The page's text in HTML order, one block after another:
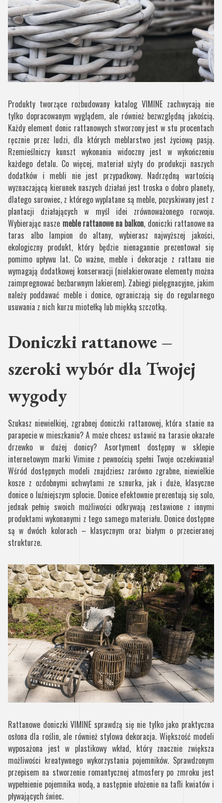
Produkty tworzące rozbudowany katalog VIMINE zachwycają nie
tylko dopracowanym wyglądem, ale również bezwzględną jakością.
Każdy element donic rattanowych stworzony jest w stu procentach
ręcznie przez ludzi, dla których meblarstwo jest życiową pasją.
Rzemieślniczy kunszt wykonania widoczny jest w wykończeniu
każdego detalu. Co więcej, materiał użyty do produkcji naszych
dodatków i mebli nie jest przypadkowy. Nadrzędną wartością
wyznaczającą kierunek naszych działań jest troska o dobro planety,
dlatego surowiec, z którego wyplatane są meble, pozyskiwany jest z
plantacji działających w myśl idei zrównoważonego rozwoju.
Wybierając nasze meble rattanowe na balkon, doniczki rattanowe na
taras albo lampion do altany, wybierasz najwyższej jakości,
ekologiczny produkt, który będzie nienagannie prezentował się
pomimo upływu lat. Co ważne, meble i dekoracje z rattanu nie
wymagają dodatkowej konserwacji (nielakierowane elementy można
zaimpregnować bezbarwnym lakierem). Zabiegi pielęgnacyjne, jakim
należy poddawać meble i donice, ograniczają się do regularnego
usuwania z nich kurzu miotełką lub miękką szczotką.
Doniczki rattanowe –
szeroki wybór dla Twojej
wygody
Szukasz niewielkiej, zgrabnej doniczki rattanowej, która stanie na
parapecie w mieszkaniu? A może chcesz ustawić na tarasie okazałe
drzewko w dużej donicy? Asortyment dostępny w sklepie
internetowym marki Vimine z pewnością spełni Twoje oczekiwania!
Wśród dostępnych modeli znajdziesz zarówno zgrabne, niewielkie
kosze z ozdobnymi uchwytami ze sznurka, jak i duże, klasyczne
donice o luźniejszym splocie. Donice efektownie prezentują się solo,
jednak pełnię swoich możliwości odkrywają zestawione z innymi
produktami wykonanymi z tego samego materiału. Donice dostępne
są w dwóch kolorach – klasycznym oraz białym o przecieranej
strukturze.
Rattanowe doniczki VIMINE sprawdzą się nie tylko jako praktyczna
osłona dla roślin, ale również stylowa dekoracja. Większość modeli
wyposażona jest w plastikowy wkład, który znacznie zwiększa
możliwości kreatywnego wykorzystania pojemników. Sprawdzonym
przepisem na stworzenie romantycznej atmosfery po zmroku jest
wypełnienie pojemnika wodą, a następnie ułożenie na tafli kwiatów i
pływających świec.